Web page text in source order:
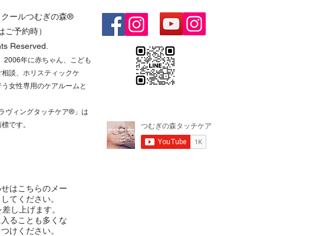
ールつむぎの森®
予約時）
Reserved.​
2006年に赤ちゃん、こども
談、ホリスティックケ
女性専用のケアルームと
ヴィングタッチケア®️」は
です。
はこちらのメー
てください。
し上げます。
ることも多くな
けください。